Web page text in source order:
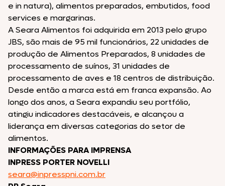
e in natura), alimentos preparados, embutidos, food
services e margarinas.
A Seara Alimentos foi adquirida em 2013 pelo grupo
JBS, são mais de 95 mil funcionários, 22 unidades de
produção de Alimentos Preparados, 8 unidades de
processamento de suínos, 31 unidades de
processamento de aves e 18 centros de distribuição.
Desde então a marca está em franca expansão. Ao
longo dos anos, a Seara expandiu seu portfólio,
atingiu indicadores destacáveis, e alcançou a
liderança em diversas categorias do setor de
alimentos.
INFORMAÇÕES PARA IMPRENSA
INPRESS PORTER NOVELLI
seara@inpresspni.com.br